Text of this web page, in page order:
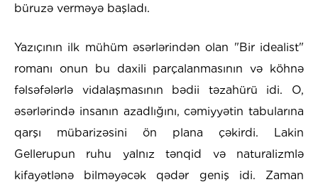
büruzə verməyə başladı.
Yazıçının ilk mühüm əsərlərindən olan "Bir idealist"
romanı onun bu daxili parçalanmasının və köhnə
fəlsəfələrlə vidalaşmasının bədii təzahürü idi. O,
əsərlərində insanın azadlığını, cəmiyyətin tabularına
qarşı mübarizəsini ön plana çəkirdi. Lakin
Gellerupun ruhu yalnız tənqid və naturalizmlə
kifayətlənə bilməyəcək qədər geniş idi. Zaman